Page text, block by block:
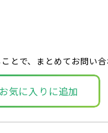
とで、まとめてお問い
お気に入りに追加